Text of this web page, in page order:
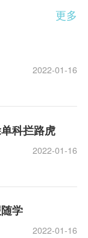
更多
2022-01-16
科拦路虎
2022-01-16
学
2022-01-16